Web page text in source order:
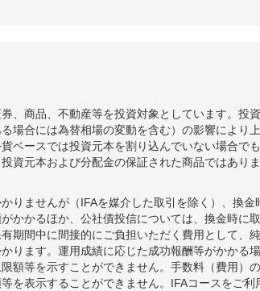
、商品、不動産等を投資対象としています。投
場合には為替相場の変動を含む）の影響により
ベースでは投資元本を割り込んでいない場合で
資元本および分配金の保証された商品ではありま
りませんが（IFAを媒介した取引を除く）、換
かかるほか、公社債投信については、換金時に
期間中に間接的にご負担いただく費用として、
ります。運用成績に応じた成功報酬等がかかる
額等を示すことができません。手数料（費用）
を表示することができません。IFAコースをご